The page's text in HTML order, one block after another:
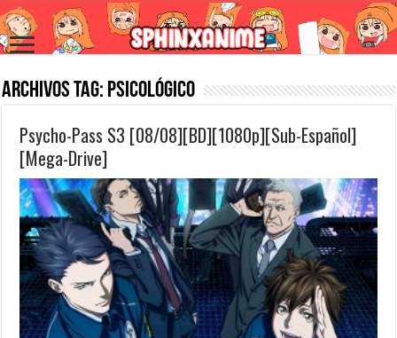
Archivos Tag: Psicológico
Psycho-Pass S3 [08/08][BD][1080p][Sub-Español]
[Mega-Drive]